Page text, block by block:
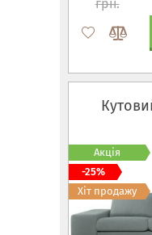
грн.
Акція
-25%
Хіт продажу